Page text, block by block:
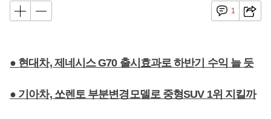
1
● 현대차, 제네시스 G70 출시효과로 하반기 수익 늘 듯
● 기아차, 쏘렌토 부분변경모델로 중형SUV 1위 지킬까